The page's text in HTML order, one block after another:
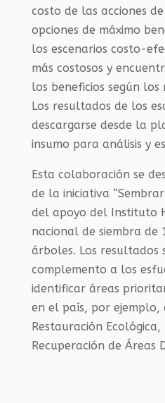
costo de las acciones
opciones de máximo
los escenarios costo-
más costosos y
los beneficios según los
Los resultados de los
descargarse desde la
insumo para análisis y
Esta colaboración se
de la iniciativa
del apoyo del Instituto
nacional de siembra de
árboles. Los resultados
complemento a los
identificar áreas
en el país, por
Restauración
Recuperación de Áreas